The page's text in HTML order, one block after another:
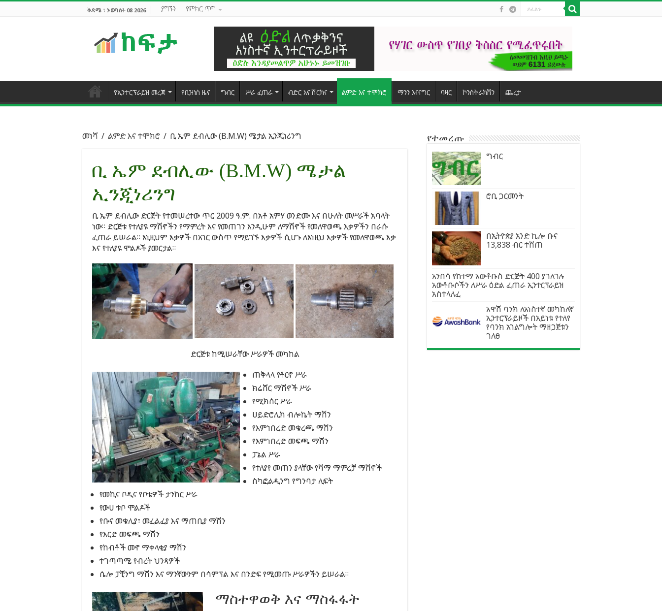
ቅዳሜ ፣ ኦውገስት 08 2026 ያግኙን የምክር ጥግ
የኢንተርፕራይዝ መረጃ የቢዝነስ ዜና ግብር ሥራ ፈጠራ ብድር እና ሽርክና ልምድ እና ተሞክሮ ማንን እናናግር ባዛር ኮንስትራክሽን ጨረታ
መነሻ / ልምድ እና ተሞክሮ / ቢ ኤም ደብሊው (B.M.W) ሜታል ኢንጂነሪንግ
ቢ ኤም ደብሊው (B.M.W) ሜታል
ኢንጂነሪንግ
ቢ ኤም ደብሊው ድርጅት የተመሠረተው ጥር 2009 ዓ.ም. በአቶ አምሃ ወንድሙ እና በሁለት መሥራች አባላት
ነው። ድርጅቱ የተለያዩ ማሽኖችን የማምረት እና የመጠገን እንዲሁም ለማሽኖች የመለዋወጫ እቃዎችን በራሱ
ፈጠራ ይሠራል። እኒዚህም እቃዎች በአገር ውስጥ የማይገኙ እቃዎች ሲሆኑ ለእነዚህ እቃዎች የመለዋወጫ እቃ
እና የተለያዩ ሞልዶች ያመርታል።
ድርጅቱ ከሚሠራቸው ሥራዎች መካከል
ጠቅላላ የቶርኖ ሥራ
ክሬሸር ማሽኖች ሥራ
የሚክሰር ሥራ
ሀይድሮሊክ ብሎኬት ማሽን
የእምነበረድ መቁረጫ ማሽን
የእምነበረድ መፍጫ ማሽን
ፓኔል ሥራ
የተለያየ መጠን ያላቸው የሻማ ማምረቻ ማሽኖች
ስካፎልዲንግ የግንባታ ሊፍት
የመኪና ቦዲና የቦቴዎች ታንከር ሥራ
የውሀ ቱቦ ሞልዶች
የቡና መቁሊያ፣ መፈልፈያ እና ማጠቢያ ማሽን
የእርድ መፍጫ ማሽን
የከብቶች መኖ ማቀላቂያ ማሽን
ተገጣጣሚ የብረት ህንጻዎች
ሴሎ ፓቺንግ ማሽን እና ማንኛውንም በሳምፕል እና በንድፍ የሚመጡ ሥራዎችን ይሠራል።
ማስተዋወቅ እና ማስፋፋት
የተመረጡ
ግብር
ሮቢ ጋርመንት
በኢትዮጵያ አንድ ኪሎ ቡና
13,838 ብር ተሸጠ
አንበሳ የከተማ አውቶቡስ ድርጅት 400 ያገለገሉ
አውቶቡሶችን ለሥራ ዕድል ፈጠራ ኢንተርፕራይዝ
አስተላለፈ
አዋሽ ባንክ ለአነስተኛ መካከለኛ
ኢንተርፕራይዞች በአይነቱ የተለየ
የባንክ አገልግሎት ማዘጋጀቱን
ገለፀ